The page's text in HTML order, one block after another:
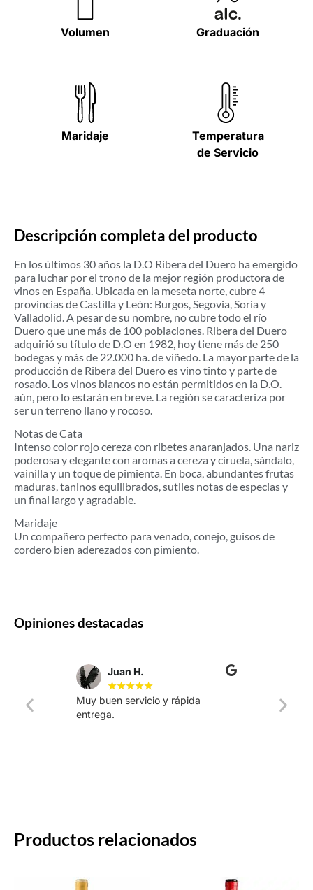
Volumen Graduación
Maridaje
Temperatura
de Servicio
Descripción completa del producto
En los últimos 30 años la D.O Ribera del Duero ha emergido
para luchar por el trono de la mejor región productora de
vinos en España. Ubicada en la meseta norte, cubre 4
provincias de Castilla y León: Burgos, Segovia, Soria y
Valladolid. A pesar de su nombre, no cubre todo el río
Duero que une más de 100 poblaciones. Ribera del Duero
adquirió su título de D.O en 1982, hoy tiene más de 250
bodegas y más de 22.000 ha. de viñedo. La mayor parte de la
producción de Ribera del Duero es vino tinto y parte de
rosado. Los vinos blancos no están permitidos en la D.O.
aún, pero lo estarán en breve. La región se caracteriza por
ser un terreno llano y rocoso.
Notas de Cata
Intenso color rojo cereza con ribetes anaranjados. Una nariz
poderosa y elegante con aromas a cereza y ciruela, sándalo,
vainilla y un toque de pimienta. En boca, abundantes frutas
maduras, taninos equilibrados, sutiles notas de especias y
un final largo y agradable.
Maridaje
Un compañero perfecto para venado, conejo, guisos de
cordero bien aderezados con pimiento.
Opiniones destacadas
Juan H.
★★★★★
Muy buen servicio y rápida
entrega.
La
Productos relacionados